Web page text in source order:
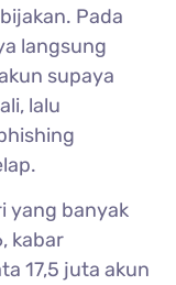
Pada
langsung
supaya
lalu
yang banyak
kabar
17,5 juta akun